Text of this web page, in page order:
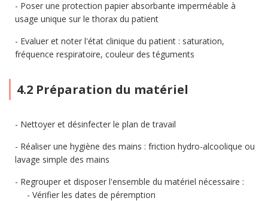
Poser une protection papier absorbante imperméable à
usage unique sur le thorax du patient
Evaluer et noter l'état clinique du patient : saturation,
fréquence respiratoire, couleur des téguments
4.2 Préparation du matériel
Nettoyer et désinfecter le plan de travail
Réaliser une hygiène des mains : friction hydro-alcoolique ou
lavage simple des mains
Regrouper et disposer l'ensemble du matériel nécessaire :
Vérifier les dates de péremption